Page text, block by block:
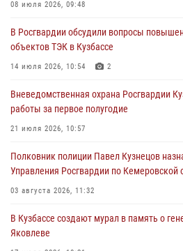
Росгвардейцы помогли разыскать троих
04 августа 2026, 08:42
Росгвардейцы задержали нарушителя
Кемеровские росгвардейцы пресекли
08 июля 2026, 09:48
В Росгвардии обсудили вопросы
объектов ТЭК в Кузбассе
14 июля 2026, 10:54 2
Вневедомственная охрана Росгвардии
работы за первое полугодие
21 июля 2026, 10:57
Полковник полиции Павел Кузнецов
Управления Росгвардии по Кемеровской
03 августа 2026, 11:32
В Кузбассе создают мурал в память о
Яковлеве